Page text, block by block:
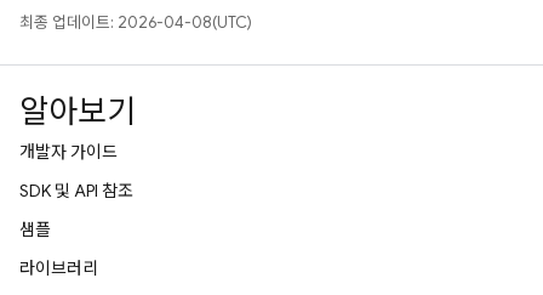
최종 업데이트: 2026-04-08(UTC)
알아보기
개발자 가이드
SDK 및 API 참조
샘플
라이브러리